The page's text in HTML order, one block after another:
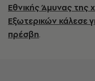
Εθνικής Άμυνας της
Εξωτερικών κάλεσε
πρέσβη.